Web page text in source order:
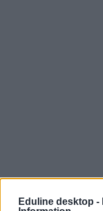
Eduline desktop -
me
miskolci egyetem